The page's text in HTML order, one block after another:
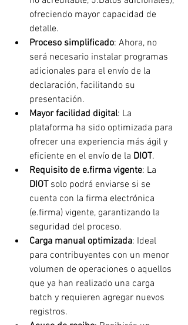
ofreciendo mayor capacidad de
detalle.
Proceso simplificado: Ahora, no
será necesario instalar programas
adicionales para el envío de la
declaración, facilitando su
presentación.
Mayor facilidad digital: La
plataforma ha sido optimizada para
ofrecer una experiencia más ágil y
eficiente en el envío de la DIOT.
Requisito de e.firma vigente: La
DIOT solo podrá enviarse si se
cuenta con la firma electrónica
(e.firma) vigente, garantizando la
seguridad del proceso.
Carga manual optimizada: Ideal
para contribuyentes con un menor
volumen de operaciones o aquellos
que ya han realizado una carga
batch y requieren agregar nuevos
registros.